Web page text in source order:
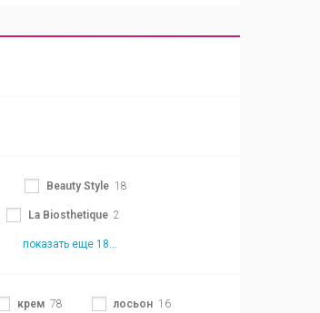
Beauty Style 18
La Biosthetique 2
показать еще 18...
крем 78 лосьон 16